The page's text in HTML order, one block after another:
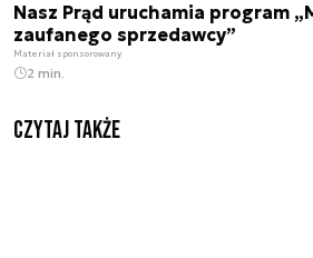
Nasz Prąd uruchamia program
zaufanego sprzedawcy”
Materiał sponsorowany
2 min.
Czytaj także